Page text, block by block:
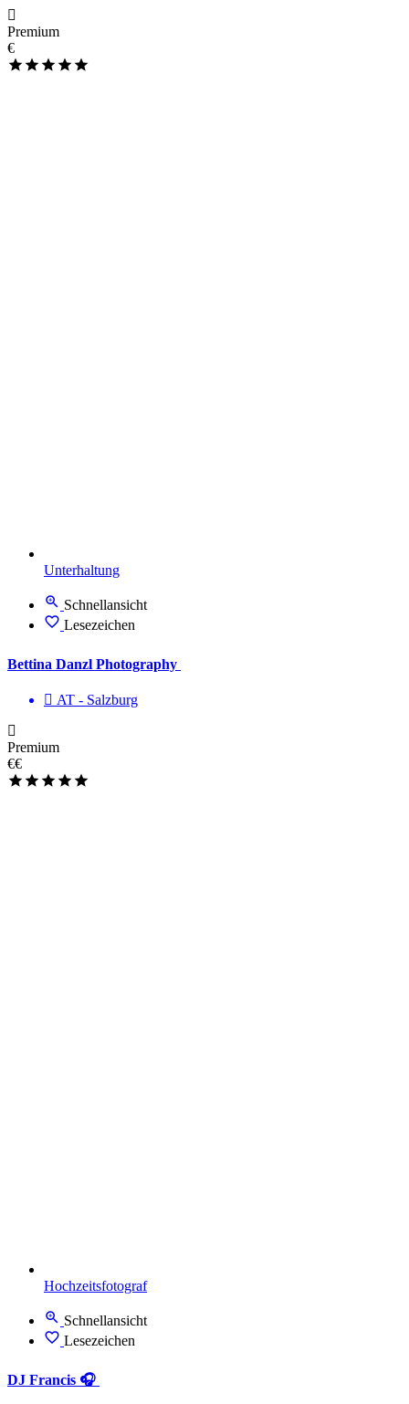
Premium
€
Unterhaltung
Schnellansicht
Lesezeichen
Bettina Danzl Photography
AT - Salzburg
Premium
€€
Hochzeitsfotograf
Schnellansicht
Lesezeichen
DJ Francis 🎧